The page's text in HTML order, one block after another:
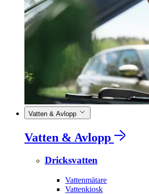
Vatten & Avlopp
Vatten & Avlopp
Dricksvatten
Vattenmätare
Vattenkiosk